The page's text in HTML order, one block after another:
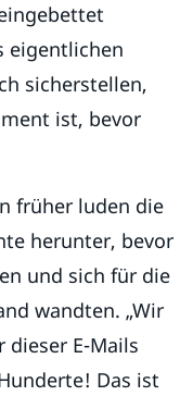
eigentlichen
sicherstellen,
ist, bevor
früher luden die
herunter, bevor
und sich für die
wandten. „Wir
E-Mails
Das ist